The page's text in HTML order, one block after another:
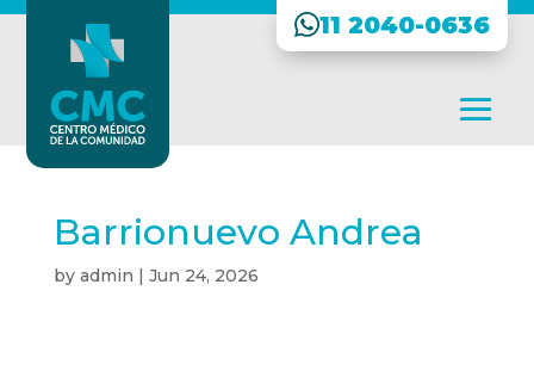
11 2040-0636
Barrionuevo Andrea
by admin | Jun 24, 2026